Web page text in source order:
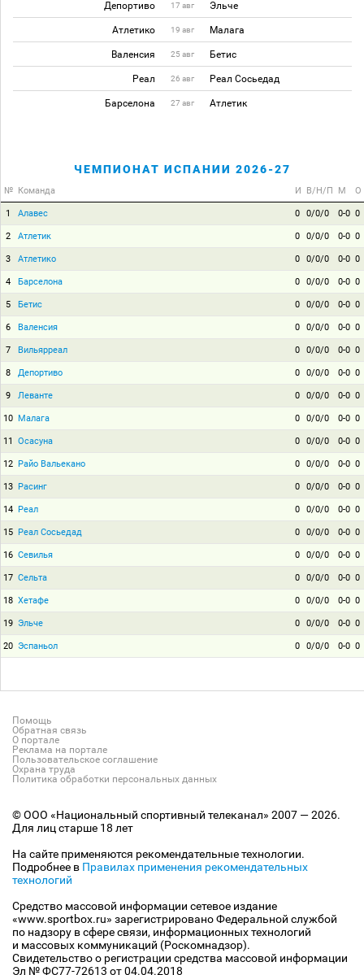
Депортиво 17 авг Эльче
Атлетико 19 авг Малага
Валенсия 25 авг Бетис
Реал 26 авг Реал Сосьедад
Барселона 27 авг Атлетик
ЧЕМПИОНАТ ИСПАНИИ 2026-27
№ Команда И В/Н/П М О
1 Алавес 0 0/0/0 0-0 0
2 Атлетик 0 0/0/0 0-0 0
3 Атлетико 0 0/0/0 0-0 0
4 Барселона 0 0/0/0 0-0 0
5 Бетис 0 0/0/0 0-0 0
6 Валенсия 0 0/0/0 0-0 0
7 Вильярреал 0 0/0/0 0-0 0
8 Депортиво 0 0/0/0 0-0 0
9 Леванте 0 0/0/0 0-0 0
10 Малага 0 0/0/0 0-0 0
11 Осасуна 0 0/0/0 0-0 0
12 Райо Вальекано 0 0/0/0 0-0 0
13 Расинг 0 0/0/0 0-0 0
14 Реал 0 0/0/0 0-0 0
15 Реал Сосьедад 0 0/0/0 0-0 0
16 Севилья 0 0/0/0 0-0 0
17 Сельта 0 0/0/0 0-0 0
18 Хетафе 0 0/0/0 0-0 0
19 Эльче 0 0/0/0 0-0 0
20 Эспаньол 0 0/0/0 0-0 0
Помощь
Обратная связь
О портале
Реклама на портале
Пользовательское соглашение
Охрана труда
Политика обработки персональных данных
© ООО «Национальный спортивный телеканал» 2007 — 2026.
Для лиц старше 18 лет
На сайте применяются рекомендательные технологии.
Подробнее в Правилах применения рекомендательных
технологий
Средство массовой информации сетевое издание
«www.sportbox.ru» зарегистрировано Федеральной службой
по надзору в сфере связи, информационных технологий
и массовых коммуникаций (Роскомнадзор).
Свидетельство о регистрации средства массовой информации
Эл № ФС77-72613 от 04.04.2018